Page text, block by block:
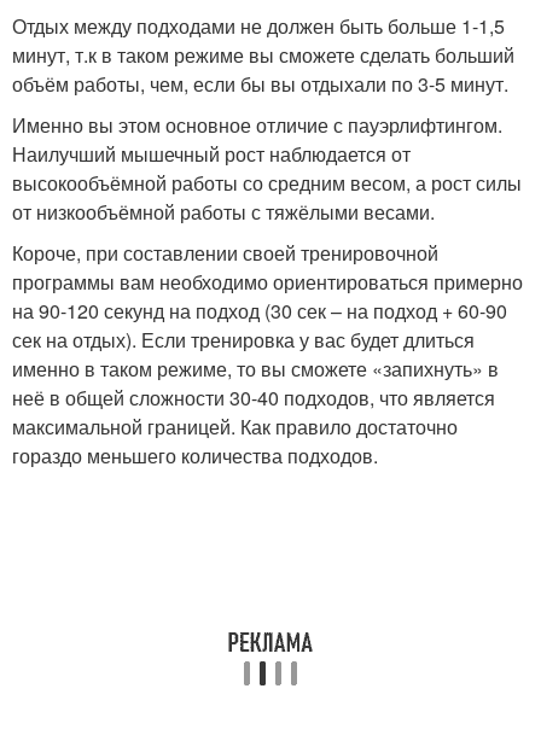
Отдых между подходами не должен быть больше 1-1,5
минут, т.к в таком режиме вы сможете сделать больший
объём работы, чем, если бы вы отдыхали по 3-5 минут.
Именно вы этом основное отличие с пауэрлифтингом.
Наилучший мышечный рост наблюдается от
высокообъёмной работы со средним весом, а рост силы
от низкообъёмной работы с тяжёлыми весами.
Короче, при составлении своей тренировочной
программы вам необходимо ориентироваться примерно
на 90-120 секунд на подход (30 сек – на подход + 60-90
сек на отдых). Если тренировка у вас будет длиться
именно в таком режиме, то вы сможете «запихнуть» в
неё в общей сложности 30-40 подходов, что является
максимальной границей. Как правило достаточно
гораздо меньшего количества подходов.